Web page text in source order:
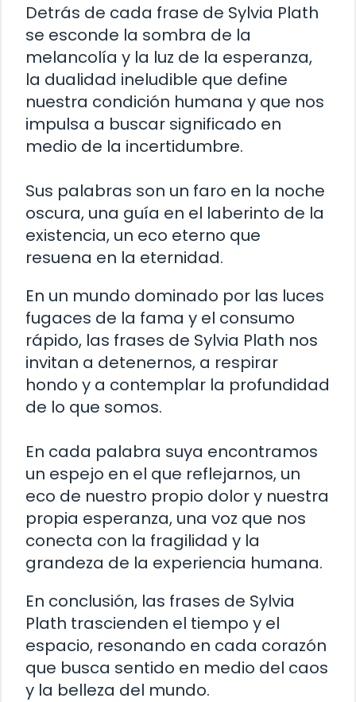
Detrás de cada frase de Sylvia Plath
se esconde la sombra de la
melancolía y la luz de la esperanza,
la dualidad ineludible que define
nuestra condición humana y que nos
impulsa a buscar significado en
medio de la incertidumbre.
Sus palabras son un faro en la noche
oscura, una guía en el laberinto de la
existencia, un eco eterno que
resuena en la eternidad.
En un mundo dominado por las luces
fugaces de la fama y el consumo
rápido, las frases de Sylvia Plath nos
invitan a detenernos, a respirar
hondo y a contemplar la profundidad
de lo que somos.
En cada palabra suya encontramos
un espejo en el que reflejarnos, un
eco de nuestro propio dolor y nuestra
propia esperanza, una voz que nos
conecta con la fragilidad y la
grandeza de la experiencia humana.
En conclusión, las frases de Sylvia
Plath trascienden el tiempo y el
espacio, resonando en cada corazón
que busca sentido en medio del caos
y la belleza del mundo.